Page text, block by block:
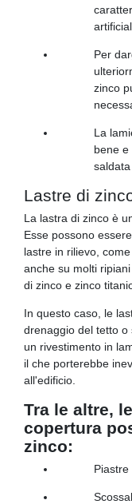
Per
zinco
La
bene
Lastre di
La lastra di zinco è
Esse possono
lastre in rilievo,
anche su molti
di zinco e zinco
In questo caso, le
drenaggio del tetto o
un rivestimento in
il che porterebbe
all'edificio.
Tra le altre,
copertura
zinco: